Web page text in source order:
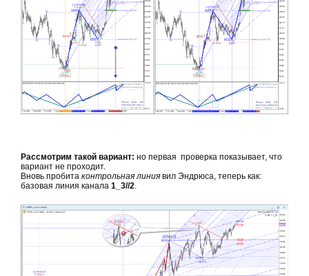
Рассмотрим такой вариант: но первая проверка показывает, что
вариант не проходит.
Вновь пробита контрольная линия вил Эндрюса, теперь как:
базовая линия канала 1_3//2